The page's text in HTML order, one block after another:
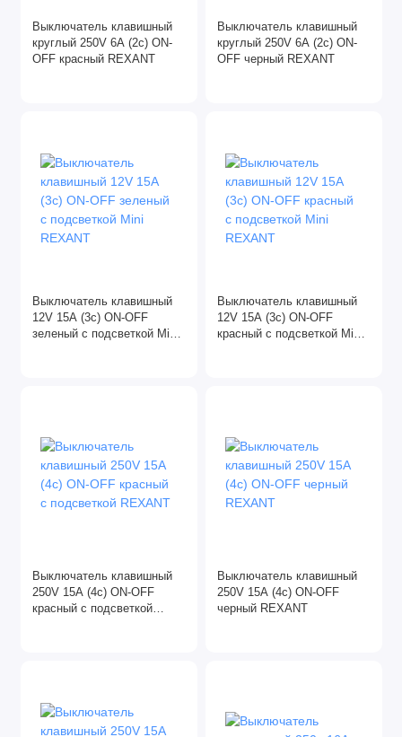
DIN и комплектующие
Ревизионные люки
Рубильники
Таймеры
Трансформаторы для ламп
Выключатель клавишный
круглый 250V 6A (2c) ON-
OFF красный REXANT
Выключатель клавишный
круглый 250V 6A (2c) ON-
OFF черный REXANT
Выключатель клавишный
12V 15A (3c) ON-OFF
зеленый с подсветкой Mini
Выключатель клавишный
12V 15A (3c) ON-OFF
красный с подсветкой Mini
Выключатель клавишный
250V 15A (4c) ON-OFF
красный с подсветкой
Выключатель клавишный
250V 15A (4c) ON-OFF
черный REXANT